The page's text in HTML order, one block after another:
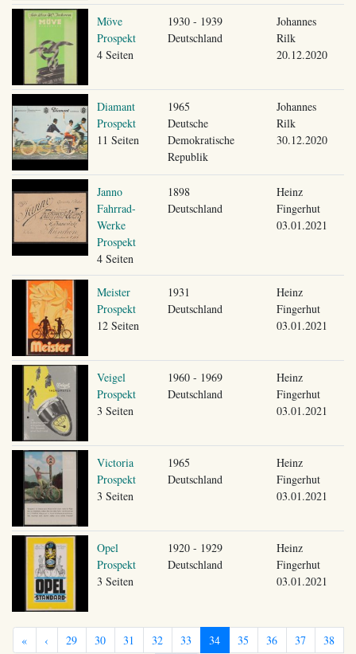
Möve
Prospekt
4 Seiten
1930 - 1939
Deutschland
Johannes
Rilk
20.12.2020
Diamant
Prospekt
11 Seiten
1965
Deutsche
Demokratische
Republik
Johannes
Rilk
30.12.2020
Janno
Fahrrad-
Werke
Prospekt
4 Seiten
1898
Deutschland
Heinz
Fingerhut
03.01.2021
Meister
Prospekt
12 Seiten
1931
Deutschland
Heinz
Fingerhut
03.01.2021
Veigel
Prospekt
3 Seiten
1960 - 1969
Deutschland
Heinz
Fingerhut
03.01.2021
Victoria
Prospekt
3 Seiten
1965
Deutschland
Heinz
Fingerhut
03.01.2021
Opel
Prospekt
3 Seiten
1920 - 1929
Deutschland
Heinz
Fingerhut
03.01.2021
« ‹ 29 30 31 32 33 34 35 36 37 38